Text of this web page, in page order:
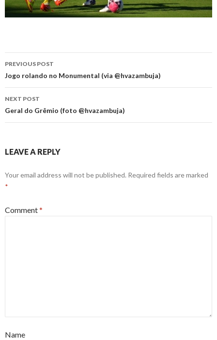
Post
navigation
PREVIOUS POST
Jogo rolando no Monumental (via @hvazambuja)
NEXT POST
Geral do Grêmio (foto @hvazambuja)
LEAVE A REPLY
Your email address will not be published. Required fields are marked
*
Comment*
Name